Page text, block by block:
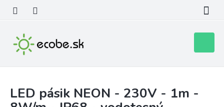
obsah
košík
LED pásik NEON - 230V - 1m -